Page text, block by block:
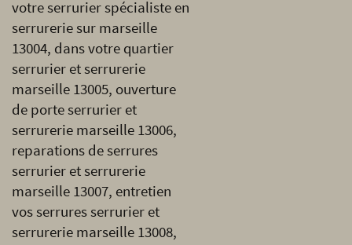
votre serrurier spécialiste en
serrurerie sur marseille
13004, dans votre quartier
serrurier et serrurerie
marseille 13005, ouverture
de porte serrurier et
serrurerie marseille 13006,
reparations de serrures
serrurier et serrurerie
marseille 13007, entretien
vos serrures serrurier et
serrurerie marseille 13008,